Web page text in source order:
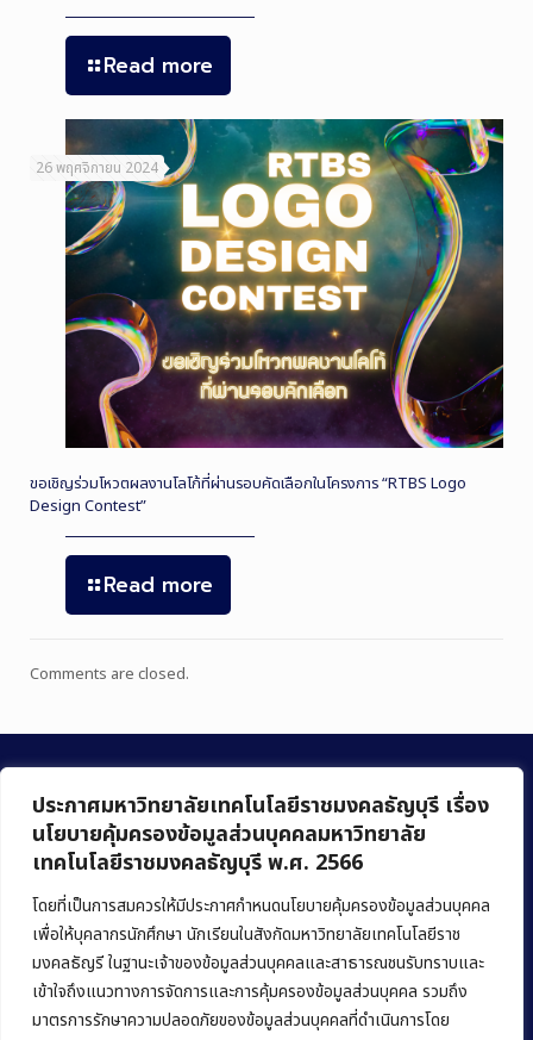
ประกาศมหาวิทยาลัยเทคโนโลยีราชมงคลธัญบุรี เรื่อง
นโยบายคุ้มครองข้อมูลส่วนบุคคลมหาวิทยาลัย
เทคโนโลยีราชมงคลธัญบุรี พ.ศ. 2566
โดยที่เป็นการสมควรให้มีประกาศกำหนดนโยบายคุ้มครองข้อมูลส่วนบุคคล
เพื่อให้บุคลากรนักศึกษา นักเรียนในสังกัดมหาวิทยาลัยเทคโนโลยีราช
มงคลธัญรี ในฐานะเจ้าของข้อมูลส่วนบุคคลและสาธารณชนรับทราบและ
เข้าใจถึงแนวทางการจัดการและการคุ้มครองข้อมูลส่วนบุคคล รวมถึง
มาตรการรักษาความปลอดภัยของข้อมูลส่วนบุคคลที่ดำเนินการโดย
Read more
26 พฤศจิกายน 2024
ขอเชิญร่วมโหวตผลงานโลโก้ที่ผ่านรอบคัดเลือกในโครงการ “RTBS Logo
Design Contest”
Read more
Comments are closed.
คณะบริหารธุรกิจ
มหาวิทยาลัยเทคโนโลยีราชมงคลธัญบุรี
39 หมู่ 1 ถนนรังสิต-นครนายก ตำบลคลองหก
อำเภอคลองหลวง จังหวัดปทุมธานี 12120
Phone:+66 (0) 2549 3243,+66 (0) 2549 3241